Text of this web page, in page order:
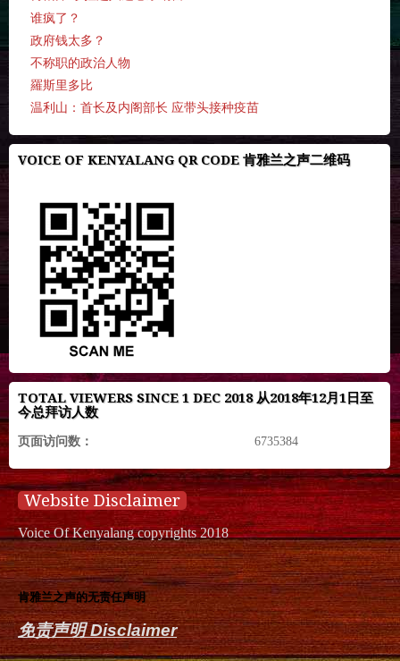
谁疯了？
政府钱太多？
不称职的政治人物
羅斯里多比
温利山：首长及内阁部长 应带头接种疫苗
VOICE OF KENYALANG QR CODE 肯雅兰之声二维码
TOTAL VIEWERS SINCE 1 DEC 2018 从2018年12月1日至
今总拜访人数
页面访问数： 6735384
Website Disclaimer
Voice Of Kenyalang copyrights 2018
肯雅兰之声的无责任声明
免责声明 Disclaimer